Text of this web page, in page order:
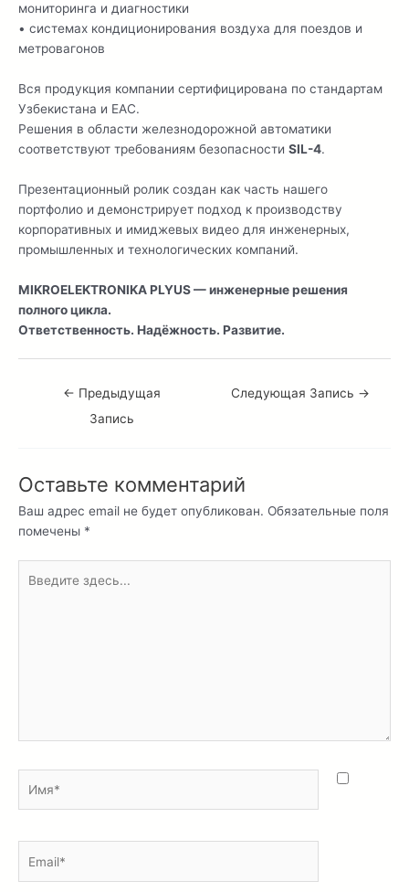
мониторинга и диагностики
• системах кондиционирования воздуха для поездов и
метровагонов
Вся продукция компании сертифицирована по стандартам
Узбекистана и ЕАС.
Решения в области железнодорожной автоматики
соответствуют требованиям безопасности SIL-4.
Презентационный ролик создан как часть нашего
портфолио и демонстрирует подход к производству
корпоративных и имиджевых видео для инженерных,
промышленных и технологических компаний.
MIKROELEKTRONIKA PLYUS — инженерные решения
полного цикла.
Ответственность. Надёжность. Развитие.
← Предыдущая
Запись
Следующая Запись →
Оставьте комментарий
Ваш адрес email не будет опубликован. Обязательные поля
помечены *
здесь...